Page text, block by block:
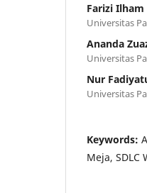
Farizi Ilham
Universitas
Ananda
Universitas
Nur
Universitas
Keywords:
Meja, SDLC